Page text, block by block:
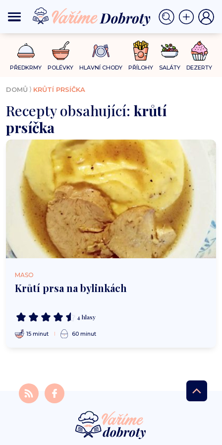
PŘEDKRMY POLÉVKY HLAVNÍ CHODY PŘÍLOHY SALÁTY DEZERTY
DOMŮ ⟩ KRŮTÍ PRSÍČKA
Recepty obsahující: krůtí
prsíčka
MASO
Krůtí prsa na bylinkách
4 hlasy
15 minut 60 minut